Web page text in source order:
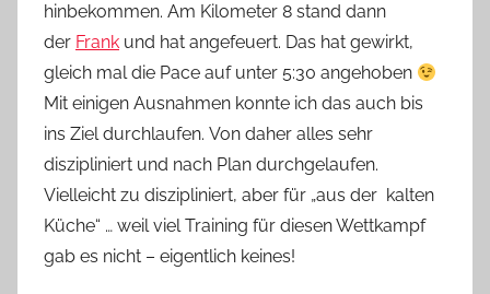
hinbekommen. Am Kilometer 8 stand dann
der Frank und hat angefeuert. Das hat gewirkt,
gleich mal die Pace auf unter 5:30 angehoben
Mit einigen Ausnahmen konnte ich das auch bis
ins Ziel durchlaufen. Von daher alles sehr
diszipliniert und nach Plan durchgelaufen.
Vielleicht zu diszipliniert, aber für „aus der kalten
Küche“ … weil viel Training für diesen Wettkampf
gab es nicht – eigentlich keines!